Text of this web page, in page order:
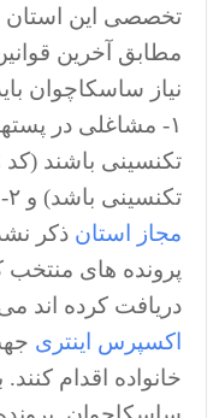
تخصصی این استان
مطابق آخرین
نیاز ساسکاچوان
۱- مشاغلی در
تکنسینی باشد) و ۲- در
مجاز استان ذکر
پرونده های منتخب
دریافت کرده اند
اکسپرس اینتری
خانواده اقدام